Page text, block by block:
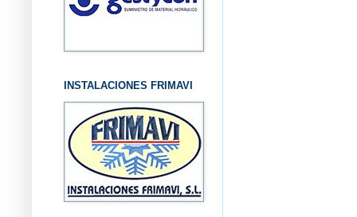
INSTALACIONES FRIMAVI